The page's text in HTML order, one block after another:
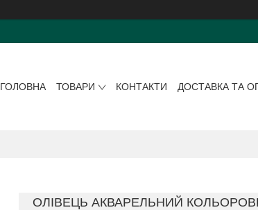
ГОЛОВНА ТОВАРИ КОНТАКТИ ДОСТАВКА ТА
ОЛІВЕЦЬ АКВАРЕЛЬНИЙ